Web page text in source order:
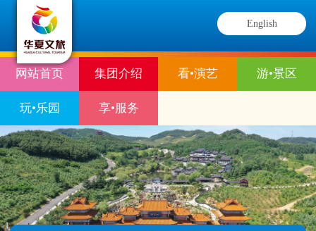
English
网站首页 集团介绍 看•演艺 游•景区
玩•乐园 享•服务